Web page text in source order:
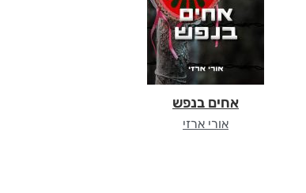
אחים בנפש
אורי ארזי